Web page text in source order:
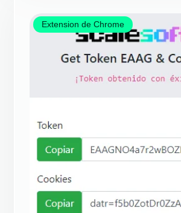
Extension de Chrome